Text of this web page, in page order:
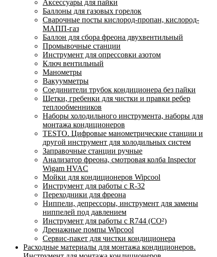
Аксессуары для пайки
Баллоны для газовых горелок
Сварочные посты кислород-пропан, кислород-
МАПП-газ
Баллон для сбора фреона двухвентильный
Промывочные станции
Инструмент для опрессовки азотом
Ключ вентильный
Манометры
Вакуумметры
Соединители трубок кондиционера без пайки
Щетки, гребенки для чистки и правки ребер
теплообменников
Наборы холодильного инструмента, наборы для
монтажа кондиционеров
TESTO. Цифровые манометрические станции и
другой инструмент для холодильных систем
Заправочные станции ручные
Анализатор фреона, смотровая колба Inspector
Wigam HVAC
Мойки для кондиционеров Wipcool
Инструмент для работы с R-32
Переходники для фреона
Ниппели, депрессоры, инструмент для замены
ниппелей под давлением
Инструмент для работы с R744 (CO²)
Дренажные помпы Wipcool
Сервис-пакет для чистки кондиционера
Расходные материалы для монтажа кондиционеров.